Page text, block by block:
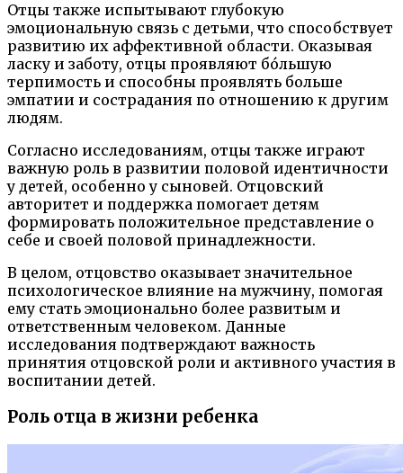
Отцы также испытывают глубокую
эмоциональную связь с детьми, что способствует
развитию их аффективной области. Оказывая
ласку и заботу, отцы проявляют бóльшую
терпимость и способны проявлять больше
эмпатии и сострадания по отношению к другим
людям.
Согласно исследованиям, отцы также играют
важную роль в развитии половой идентичности
у детей, особенно у сыновей. Отцовский
авторитет и поддержка помогает детям
формировать положительное представление о
себе и своей половой принадлежности.
В целом, отцовство оказывает значительное
психологическое влияние на мужчину, помогая
ему стать эмоционально более развитым и
ответственным человеком. Данные
исследования подтверждают важность
принятия отцовской роли и активного участия в
воспитании детей.
Роль отца в жизни ребенка